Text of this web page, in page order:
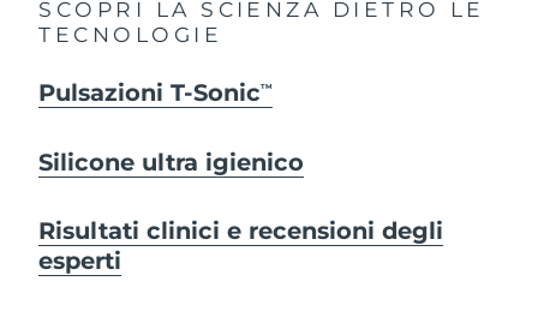
SCOPRI LA SCIENZA DIETRO LE
TECNOLOGIE
Pulsazioni T-SonicTM
Silicone ultra igienico
Risultati clinici e recensioni degli
esperti